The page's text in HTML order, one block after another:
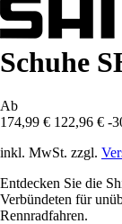
Schuhe
Ab
174,99 € 122,96 € -
inkl. MwSt. zzgl.
Entdecken Sie die
Verbündeten für
Rennradfahren.